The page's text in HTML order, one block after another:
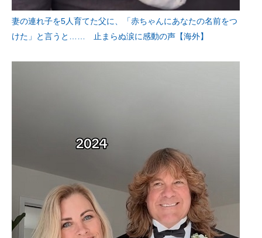
妻の連れ子を5人育てた父に、「赤ちゃんにあなたの名前をつ
けた」と言うと…… 止まらぬ涙に感動の声【海外】